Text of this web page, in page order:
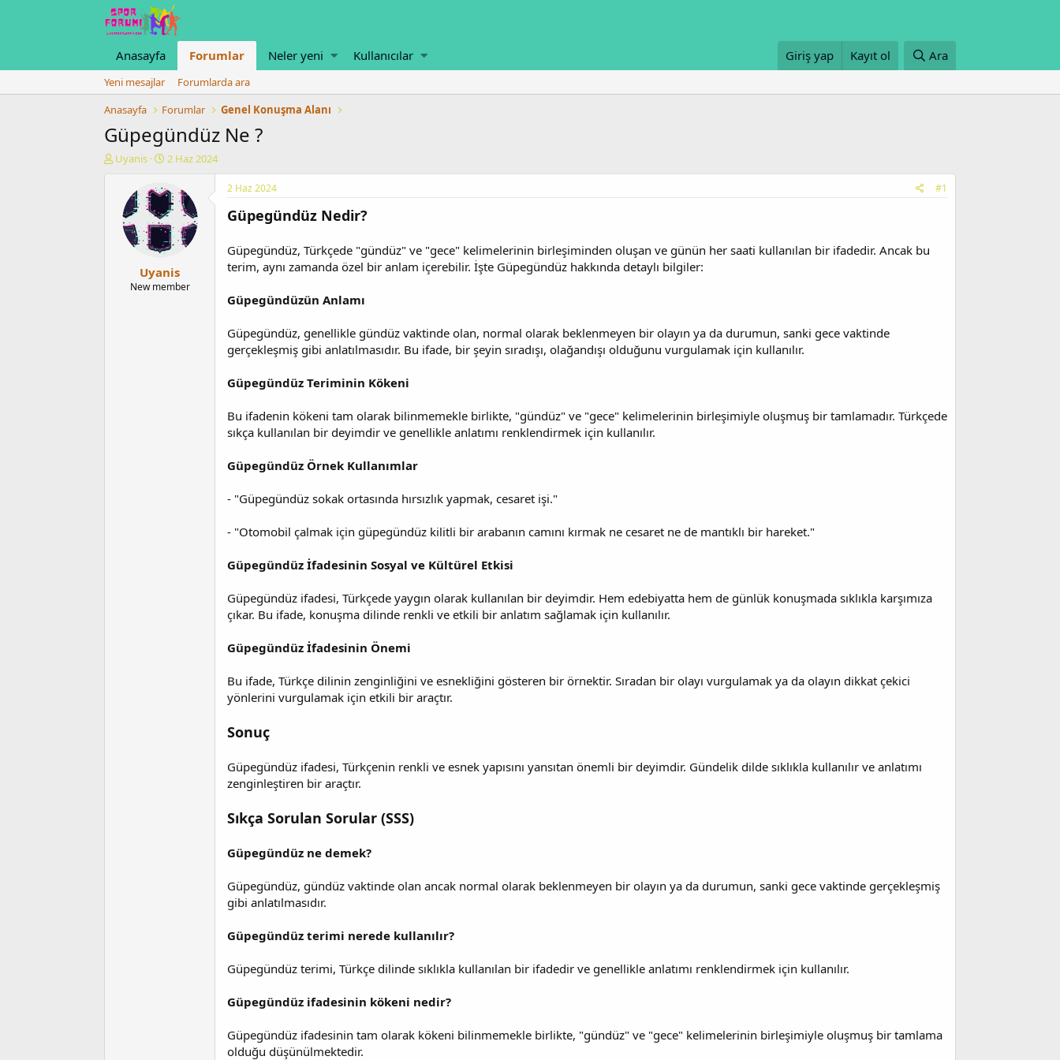
Anasayfa Forumlar Neler yeni Kullanıcılar Giriş yap Kayıt ol Ara
Yeni mesajlar
Forumlarda ara
Anasayfa
Forumlar Genel Konuşma Alanı
Güpegündüz Ne ?
K
Uyanis
B
ş
l
a
n
g
ç
t
2 Haz 2024
Uyanis
New member
2 Haz 2024 #1
Güpegündüz Nedir?
Güpegündüz, Türkçede "gündüz" ve "gece" kelimelerinin birleşiminden oluşan ve günün her saati kullanılan bir ifadedir. Ancak bu
terim, aynı zamanda özel bir anlam içerebilir. İşte Güpegündüz hakkında detaylı bilgiler:
Güpegündüzün Anlamı
Güpegündüz, genellikle gündüz vaktinde olan, normal olarak beklenmeyen bir olayın ya da durumun, sanki gece vaktinde
gerçekleşmiş gibi anlatılmasıdır. Bu ifade, bir şeyin sıradışı, olağandışı olduğunu vurgulamak için kullanılır.
Güpegündüz Teriminin Kökeni
Bu ifadenin kökeni tam olarak bilinmemekle birlikte, "gündüz" ve "gece" kelimelerinin birleşimiyle oluşmuş bir tamlamadır. Türkçede
sıkça kullanılan bir deyimdir ve genellikle anlatımı renklendirmek için kullanılır.
Güpegündüz Örnek Kullanımlar
- "Güpegündüz sokak ortasında hırsızlık yapmak, cesaret işi."
- "Otomobil çalmak için güpegündüz kilitli bir arabanın camını kırmak ne cesaret ne de mantıklı bir hareket."
Güpegündüz İfadesinin Sosyal ve Kültürel Etkisi
Güpegündüz ifadesi, Türkçede yaygın olarak kullanılan bir deyimdir. Hem edebiyatta hem de günlük konuşmada sıklıkla karşımıza
çıkar. Bu ifade, konuşma dilinde renkli ve etkili bir anlatım sağlamak için kullanılır.
Güpegündüz İfadesinin Önemi
Bu ifade, Türkçe dilinin zenginliğini ve esnekliğini gösteren bir örnektir. Sıradan bir olayı vurgulamak ya da olayın dikkat çekici
yönlerini vurgulamak için etkili bir araçtır.
Sonuç
Güpegündüz ifadesi, Türkçenin renkli ve esnek yapısını yansıtan önemli bir deyimdir. Gündelik dilde sıklıkla kullanılır ve anlatımı
zenginleştiren bir araçtır.
Sıkça Sorulan Sorular (SSS)
Güpegündüz ne demek?
Güpegündüz, gündüz vaktinde olan ancak normal olarak beklenmeyen bir olayın ya da durumun, sanki gece vaktinde gerçekleşmiş
gibi anlatılmasıdır.
Güpegündüz terimi nerede kullanılır?
Güpegündüz terimi, Türkçe dilinde sıklıkla kullanılan bir ifadedir ve genellikle anlatımı renklendirmek için kullanılır.
Güpegündüz ifadesinin kökeni nedir?
Güpegündüz ifadesinin tam olarak kökeni bilinmemekle birlikte, "gündüz" ve "gece" kelimelerinin birleşimiyle oluşmuş bir tamlama
olduğu düşünülmektedir.